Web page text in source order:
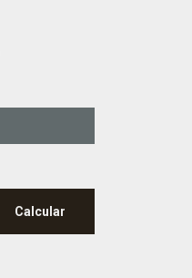
Calcular